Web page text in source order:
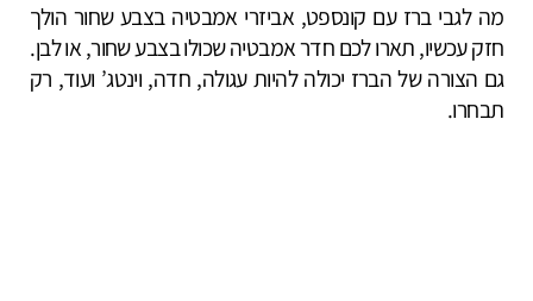
מה לגבי ברז עם קונספט, אביזרי אמבטיה בצבע שחור הולך
חזק עכשיו, תארו לכם חדר אמבטיה שכולו בצבע שחור, או לבן.
גם הצורה של הברז יכולה להיות עגולה, חדה, וינטג’ ועוד, רק
תבחרו.